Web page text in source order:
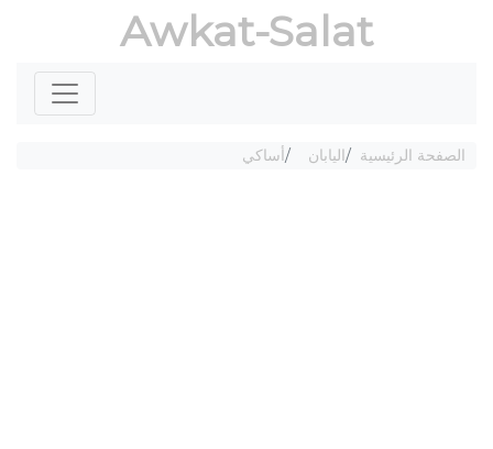
Awkat-Salat
الصفحة الرئيسية اليابان أساكي